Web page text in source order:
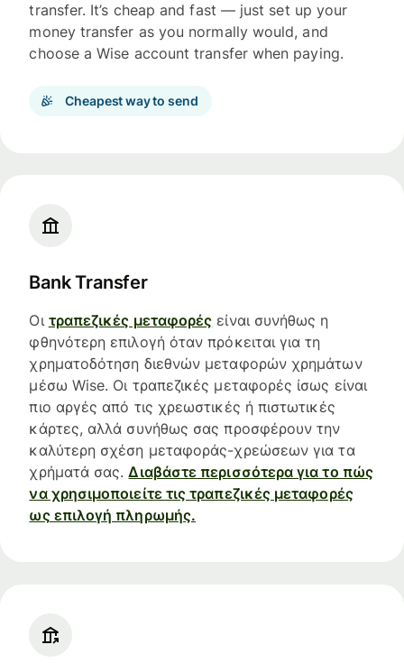
transfer. It’s cheap and fast — just set up your
money transfer as you normally would, and
choose a Wise account transfer when paying.
Cheapest way to send
Bank Transfer
Οι τραπεζικές μεταφορές είναι συνήθως η
φθηνότερη επιλογή όταν πρόκειται για τη
χρηματοδότηση διεθνών μεταφορών χρημάτων
μέσω Wise. Οι τραπεζικές μεταφορές ίσως είναι
πιο αργές από τις χρεωστικές ή πιστωτικές
κάρτες, αλλά συνήθως σας προσφέρουν την
καλύτερη σχέση μεταφοράς-χρεώσεων για τα
χρήματά σας.Διαβάστε περισσότερα για το πώς
να χρησιμοποιείτε τις τραπεζικές μεταφορές
ως επιλογή πληρωμής.